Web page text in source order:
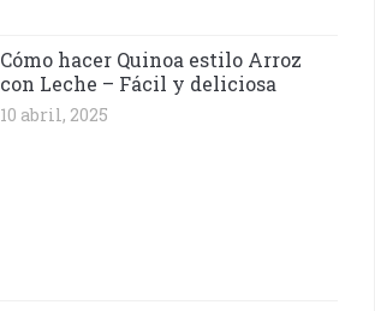
Cómo hacer Quinoa estilo Arroz
con Leche – Fácil y deliciosa
10 abril, 2025